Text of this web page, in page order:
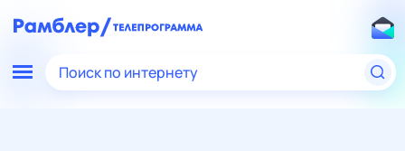
Поиск по интернету